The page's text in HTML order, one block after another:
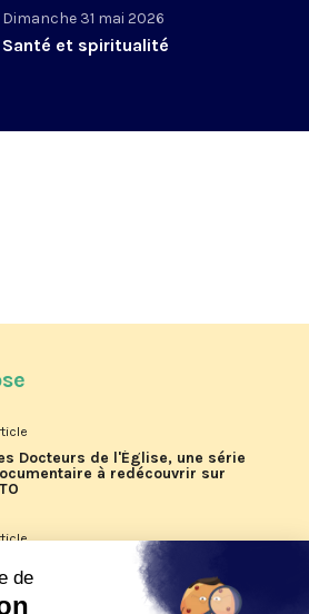
Dimanche 31 mai 2026
Santé et spiritualité
Docteurs de l'Église, une série
à redécouvrir sur
reportages d'été 2026 de KTO